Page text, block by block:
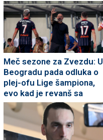
Meč sezone za Zvezdu: U
Beogradu pada odluka o
plej-ofu Lige šampiona,
evo kad je revanš sa
Izraelcima